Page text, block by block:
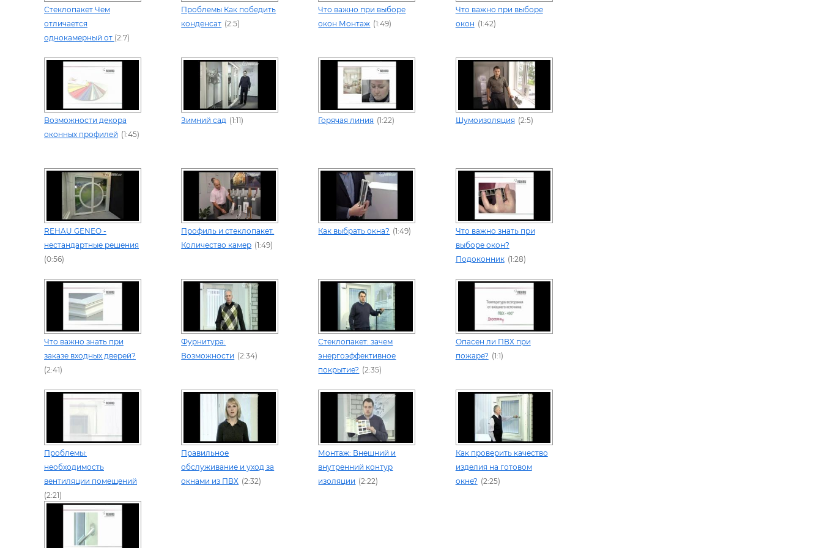
Стеклопакет Чем
отличается
однокамерный от (2:7)
Проблемы Как победить
конденсат (2:5)
Что важно при выборе
окон Монтаж (1:49)
Что важно при выборе
окон (1:42)
Возможности декора
оконных профилей (1:45)
Зимний сад (1:11) Горячая линия (1:22) Шумоизоляция (2:5)
REHAU GENEO -
нестандартные решения
(0:56)
Профиль и стеклопакет.
Количество камер (1:49)
Как выбрать окна? (1:49)
Что важно знать при
выборе окон?
Подоконник (1:28)
Что важно знать при
заказе входных дверей?
(2:41)
Фурнитура:
Возможности (2:34)
Стеклопакет: зачем
энергоэффективное
покрытие? (2:35)
Опасен ли ПВХ при
пожаре? (1:1)
Проблемы:
необходимость
вентиляции помещений
(2:21)
Правильное
обслуживание и уход за
окнами из ПВХ (2:32)
Монтаж: Внешний и
внутренний контур
изоляции (2:22)
Как проверить качество
изделия на готовом
окне? (2:25)